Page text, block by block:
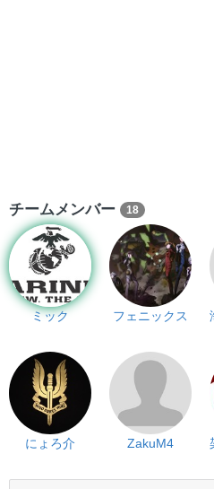
チームメンバー 18
ミック フェニックス
にょろ介 ZakuM4